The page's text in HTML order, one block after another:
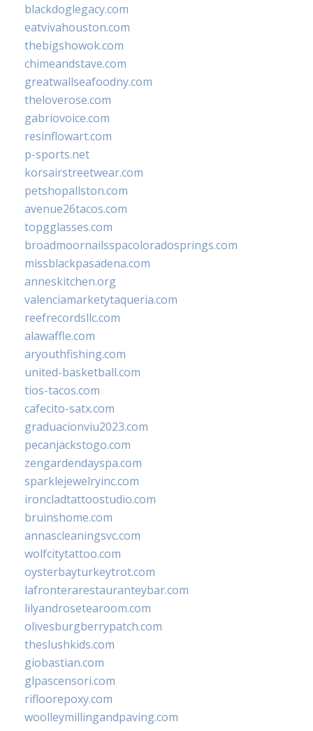
blackdoglegacy.com
eatvivahouston.com
thebigshowok.com
chimeandstave.com
greatwallseafoodny.com
theloverose.com
gabriovoice.com
resinflowart.com
p-sports.net
korsairstreetwear.com
petshopallston.com
avenue26tacos.com
topgglasses.com
broadmoornailsspacoloradosprings.com
missblackpasadena.com
anneskitchen.org
valenciamarketytaqueria.com
reefrecordsllc.com
alawaffle.com
aryouthfishing.com
united-basketball.com
tios-tacos.com
cafecito-satx.com
graduacionviu2023.com
pecanjackstogo.com
zengardendayspa.com
sparklejewelryinc.com
ironcladtattoostudio.com
bruinshome.com
annascleaningsvc.com
wolfcitytattoo.com
oysterbayturkeytrot.com
lafronterarestauranteybar.com
lilyandrosetearoom.com
olivesburgberrypatch.com
theslushkids.com
giobastian.com
glpascensori.com
rifloorepoxy.com
woolleymillingandpaving.com